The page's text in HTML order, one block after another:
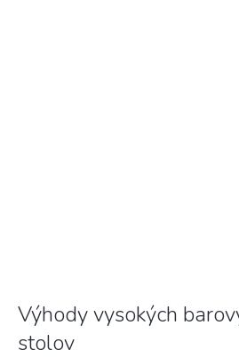
Výhody vysokých
stolov